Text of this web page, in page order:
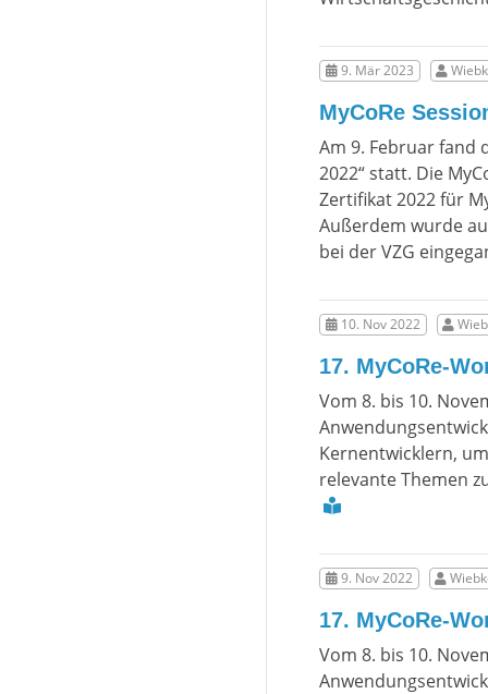
9. Mär 2023
MyCoRe
Am 9. Februar fand
2022“ statt. Die
Zertifikat 2022 für
Außerdem wurde
bei der VZG
10. Nov 2022
17. MyCoRe-
Vom 8. bis 10.
Kernentwicklern,
relevante Themen
9. Nov 2022
17. MyCoRe-
Vom 8. bis 10.